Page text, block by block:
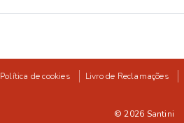
Política de cookies Livro de Reclamações
© 2026 Santini